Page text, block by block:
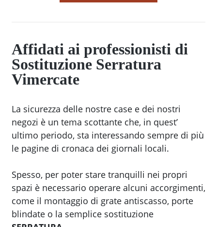
Affidati ai professionisti di
Sostituzione Serratura
Vimercate
La sicurezza delle nostre case e dei nostri
negozi è un tema scottante che, in quest’
ultimo periodo, sta interessando sempre di più
le pagine di cronaca dei giornali locali.
Spesso, per poter stare tranquilli nei propri
spazi è necessario operare alcuni accorgimenti,
come il montaggio di grate antiscasso, porte
blindate o la semplice sostituzione